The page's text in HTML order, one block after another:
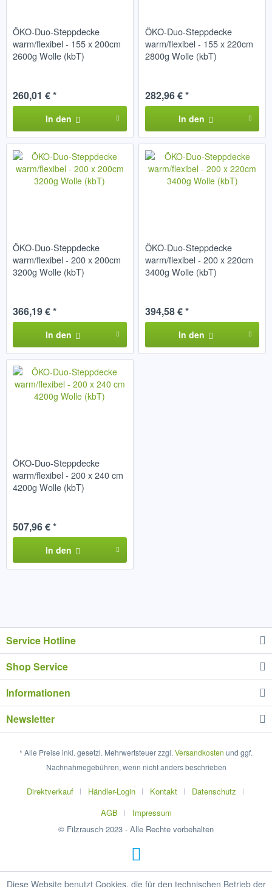
ÖKO-Duo-Steppdecke
warm/flexibel - 155 x 200cm
2600g Wolle (kbT)
260,01 € *
In den
ÖKO-Duo-Steppdecke
warm/flexibel - 155 x 220cm
2800g Wolle (kbT)
282,96 € *
In den
ÖKO-Duo-Steppdecke
warm/flexibel - 200 x 200cm
3200g Wolle (kbT)
366,19 € *
In den
ÖKO-Duo-Steppdecke
warm/flexibel - 200 x 220cm
3400g Wolle (kbT)
394,58 € *
In den
ÖKO-Duo-Steppdecke
warm/flexibel - 200 x 240 cm
4200g Wolle (kbT)
507,96 € *
In den
Service Hotline
Shop Service
Informationen
Newsletter
* Alle Preise inkl. gesetzl. Mehrwertsteuer zzgl. Versandkosten und ggf.
Nachnahmegebühren, wenn nicht anders beschrieben
Direktverkauf Händler-Login Kontakt
Datenschutz
AGB
Impressum
© Filzrausch 2023 - Alle Rechte vorbehalten
Diese Website benutzt Cookies, die für den technischen Betrieb der